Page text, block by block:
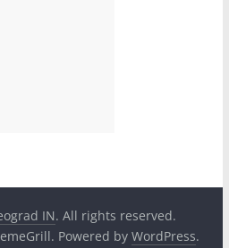
IN. All rights reserved.
Powered by WordPress.